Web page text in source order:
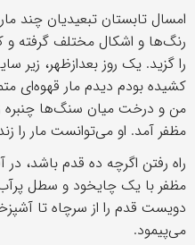
امسال تابستان تبعیدیان چند
رنگ‌ها و اشکال مختلف گرفته و
را گزید. یک روز بعدازظهر، زیر
کشیده بودم دیدم مار قهوه‌ای
من و درخت میان سنگ‌ها چنبره
مظفر آمد. او می‌توانست مار را
راه رفتن اگرچه ده قدم باشد،
مظفر با یک چایخود و سطل پرآب
دویست قدم را از سرچاه تا
می‌پیمود.